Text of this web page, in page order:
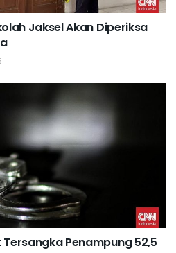
Jaksel Akan Diperiksa
Penampung 52,5